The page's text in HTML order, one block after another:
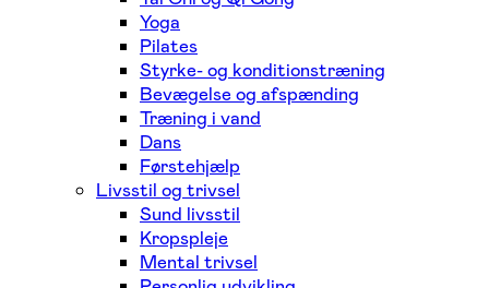
Yoga
Pilates
Styrke- og konditionstræning
Bevægelse og afspænding
Træning i vand
Dans
Førstehjælp
Livsstil og trivsel
Sund livsstil
Kropspleje
Mental trivsel